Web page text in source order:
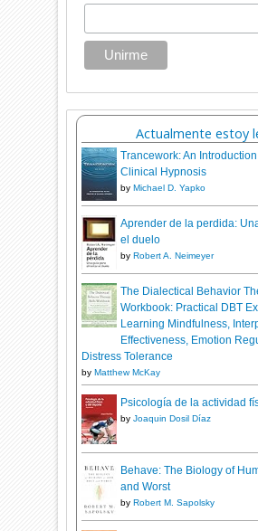
Actualmente estoy
Trancework: An
Clinical Hypnosis
byMichael D. Yapko
Aprender de la perdida:
el duelo
byRobert A. Neimeyer
The Dialectical Behavior
Workbook: Practical DBT
Learning Mindfulness,
Effectiveness, Emotion
Distress Tolerance
byMatthew McKay
Psicología de la actividad
byJoaquin Dosil Díaz
Behave: The Biology of
and Worst
byRobert M. Sapolsky